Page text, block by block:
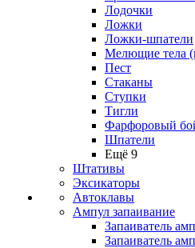
Лодочки
Ложки
Ложки-шпатели
Мелющие тела
Пест
Стаканы
Ступки
Тигли
Фарфоровый
Шпатели
Ещё 9
Штативы
Эксикаторы
Автоклавы
Ампул запаивание
Запаиватель
Запаиватель